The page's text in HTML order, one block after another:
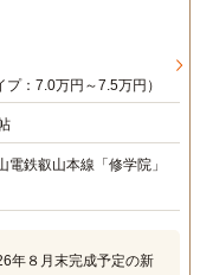
：7.0万円～7.5万円）
鉄叡山本線「修学院」
年８月末完成予定の新